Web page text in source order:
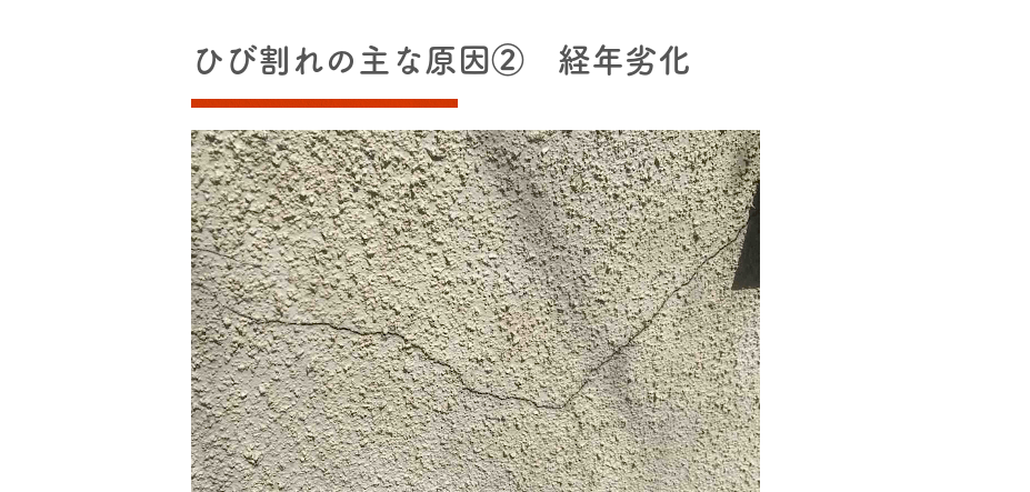
ひび割れの主な原因② 経年劣化